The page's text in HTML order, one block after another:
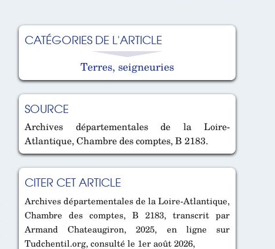
CATÉGORIES DE L'ARTICLE
Terres, seigneuries
SOURCE
Archives départementales de la Loire-
Atlantique, Chambre des comptes, B 2183.
CITER CET ARTICLE
Archives départementales de la Loire-Atlantique,
Chambre des comptes, B 2183, transcrit par
Armand Chateaugiron, 2025, en ligne sur
Tudchentil.org, consulté le 1er août 2026,